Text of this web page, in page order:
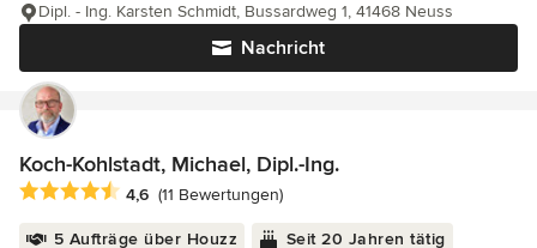
Nachricht
Dipl. - Ing. Karsten Schmidt, Bussardweg 1, 41468 Neuss
Koch-Kohlstadt, Michael, Dipl.-Ing.
Durchschnittliche Bewertung: 4.6 von 5 Sternen
4,6 (11 Bewertungen)
5 Aufträge über Houzz Seit 20 Jahren tätig